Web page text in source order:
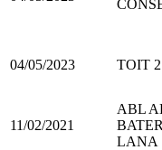
04/05/2023 TOIT
11/02/2021
ABL
LANA